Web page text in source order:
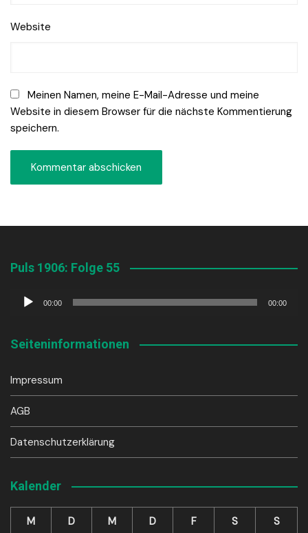
Website
Meinen Namen, meine E-Mail-Adresse und meine
Website in diesem Browser für die nächste Kommentierung
speichern.
Puls 1906: Folge 55
Audio-
00:00 00:00
Seiteninformationen
Impressum
AGB
Datenschutzerklärung
Kalender
M D M D F S S